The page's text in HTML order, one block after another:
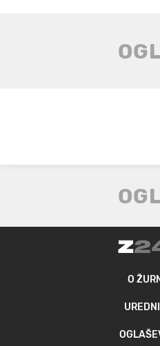
O